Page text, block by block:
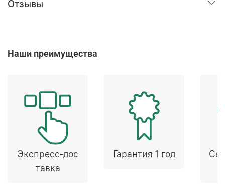
Отзывы
Наши преимущества
Экспресс-дос
тавка
Гарантия 1 год